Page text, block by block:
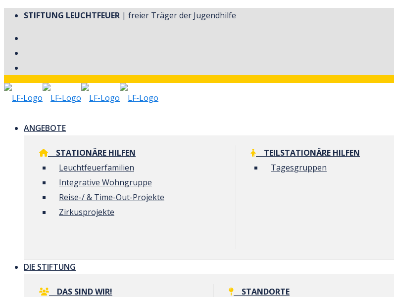
STIFTUNG LEUCHTFEUER | freier Träger der Jugendhilfe
ANGEBOTE
STATIONÄRE HILFEN
Leuchtfeuerfamilien
Integrative Wohngruppe
Reise-/ & Time-Out-Projekte
Zirkusprojekte
TEILSTATIONÄRE HILFEN
Tagesgruppen
DIE STIFTUNG
DAS SIND WIR!
STANDORTE